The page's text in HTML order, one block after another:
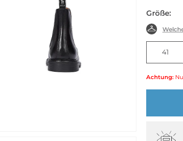
Größe:
41
Achtung: